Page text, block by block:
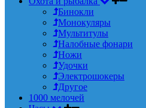
Бинокли
Монокуляры
Мультитулы
Налобные фонари
Ножи
Удочки
Электрошокеры
Другое
1000 мелочей